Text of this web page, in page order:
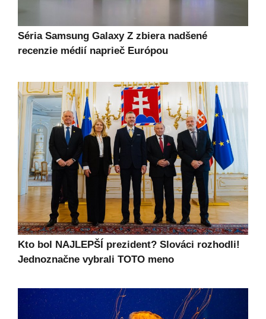
Séria Samsung Galaxy Z zbiera nadšené
recenzie médií naprieč Európou
Kto bol NAJLEPŠÍ prezident? Slováci rozhodli!
Jednoznačne vybrali TOTO meno